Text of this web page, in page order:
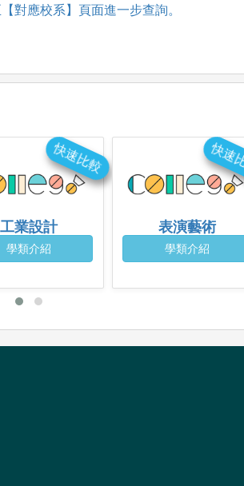
對應校系】頁面進一步查詢。
工業設計
學類介紹
快速比較
表演藝術
學類介紹
快速